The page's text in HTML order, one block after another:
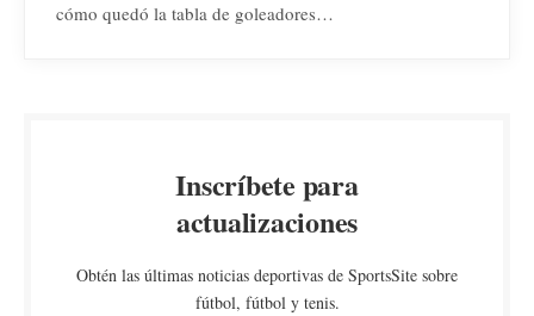
cómo quedó la tabla de goleadores…
Inscríbete para
actualizaciones
Obtén las últimas noticias deportivas de SportsSite sobre
fútbol, fútbol y tenis.